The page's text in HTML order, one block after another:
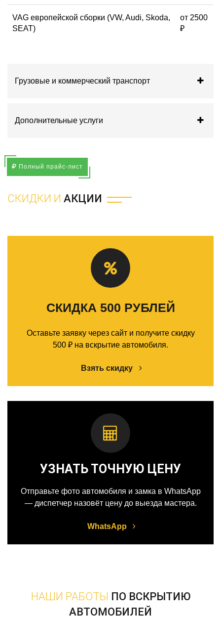
VAG европейской сборки (VW, Audi, Skoda,
SEAT)
от 2500
₽
Грузовые и коммерческий транспорт
Дополнительные услуги
Полный прайс-лист
СКИДКИ И АКЦИИ
СКИДКА 500 РУБЛЕЙ
Оставьте заявку через сайт и получите скидку
500 ₽ на вскрытие автомобиля.
Взять скидку
УЗНАТЬ ТОЧНУЮ ЦЕНУ
Отправьте фото автомобиля и замка в WhatsApp
— диспетчер назовёт цену до выезда мастера.
WhatsApp
НАШИ РАБОТЫ ПО ВСКРЫТИЮ
АВТОМОБИЛЕЙ